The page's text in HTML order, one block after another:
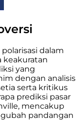
dalam
keakuratan
yang
dengan analisis
serta kritikus
prediksi pasar
mencakup
pandangan